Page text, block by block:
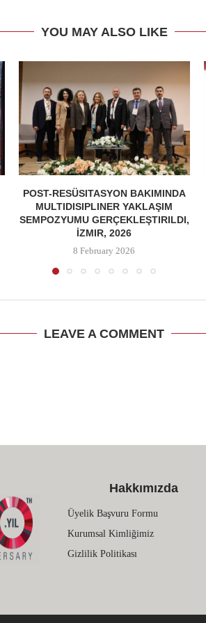
YOU MAY ALSO LIKE
POST-RESÜSITASYON BAKIMINDA
MULTIDISIPLINER YAKLAŞIM
SEMPOZYUMU GERÇEKLEŞTIRILDI,
İZMIR, 2026
8 February 2026
LEAVE A COMMENT
Hakkımızda
Üyelik Başvuru Formu
Kurumsal Kimliğimiz
Gizlilik Politikası